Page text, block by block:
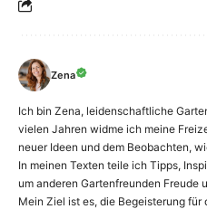
Zena
Ich bin Zena, leidenschaftliche
vielen Jahren widme ich meine
neuer Ideen und dem Beobachten,
In meinen Texten teile ich Tipps,
um anderen Gartenfreunden Freude
Mein Ziel ist es, die Begeisterung